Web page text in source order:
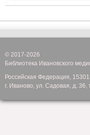
© 2017-2026
Библиотека Ивановского
Российская Федерация,
г. Иваново, ул. Садовая, д. 36,